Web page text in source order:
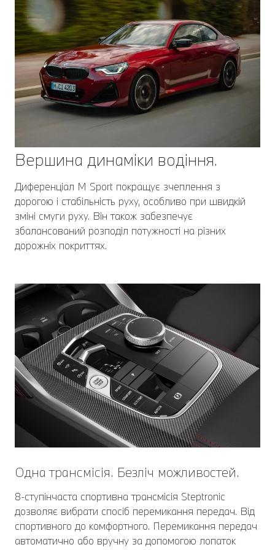
Вершина динаміки водіння.
Диференціал M Sport покращує зчеплення з
дорогою і стабільність руху, особливо при швидкій
зміні смуги руху. Він також забезпечує
збалансований розподіл потужності на різних
дорожніх покриттях.
Одна трансмісія. Безліч можливостей.
8-ступінчаста спортивна трансмісія Steptronic
дозволяє вибрати спосіб перемикання передач. Від
спортивного до комфортного. Перемикання передач
автоматично або вручну за допомогою лопаток